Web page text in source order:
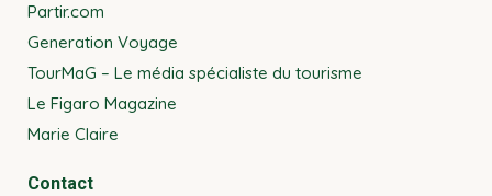
Partir.com
Generation Voyage
TourMaG – Le média spécialiste du tourisme
Le Figaro Magazine
Marie Claire
Contact